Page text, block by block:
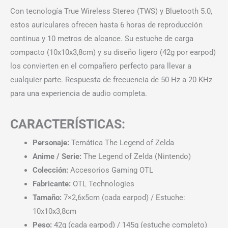
Con tecnología True Wireless Stereo (TWS) y Bluetooth 5.0,
estos auriculares ofrecen hasta 6 horas de reproducción
continua y 10 metros de alcance. Su estuche de carga
compacto (10x10x3,8cm) y su diseño ligero (42g por earpod)
los convierten en el compañero perfecto para llevar a
cualquier parte. Respuesta de frecuencia de 50 Hz a 20 KHz
para una experiencia de audio completa.
CARACTERÍSTICAS:
Personaje: Temática The Legend of Zelda
Anime / Serie: The Legend of Zelda (Nintendo)
Colección: Accesorios Gaming OTL
Fabricante: OTL Technologies
Tamaño: 7×2,6x5cm (cada earpod) / Estuche:
10x10x3,8cm
Peso: 42g (cada earpod) / 145g (estuche completo)